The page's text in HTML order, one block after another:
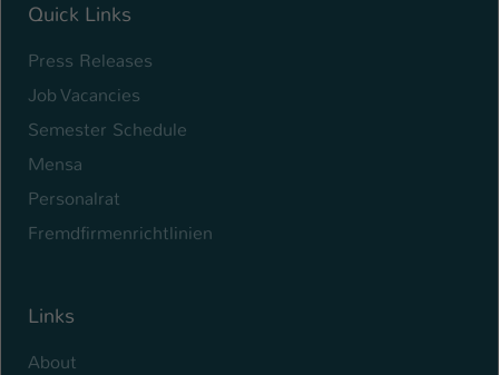
Quick Links
Press Releases
Job Vacancies
Semester Schedule
Mensa
Personalrat
Fremdfirmenrichtlinien
Links
About